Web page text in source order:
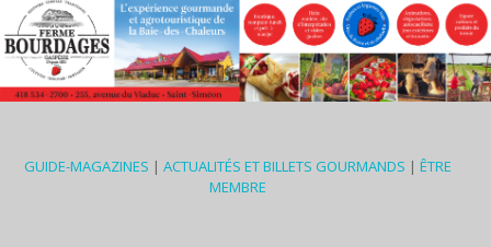
GUIDE-MAGAZINES | ACTUALITÉS ET BILLETS GOURMANDS | ÊTRE
MEMBRE